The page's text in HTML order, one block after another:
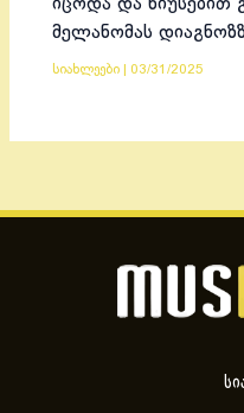
იცოდა და ნიუსებით
მელანომას
სიახლეები 03/31/2025